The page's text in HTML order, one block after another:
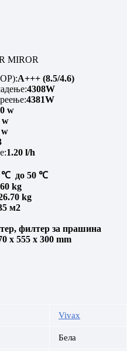
MIROR
A+++ (8.5/4.6)
4308W
4381W
w
w
w
1.20 l/h
℃ до 50 ℃
kg
kg
м2
филтер за прашина
x 555 x 300 mm
Vivax
Бела